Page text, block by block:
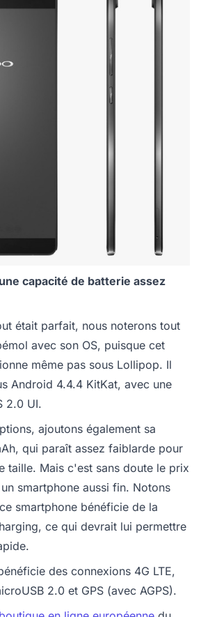
capacité de batterie assez
était parfait, nous noterons tout
avec son OS, puisque cet
même pas sous Lollipop. Il
Android 4.4.4 KitKat, avec une
2.0 UI.
ajoutons également sa
qui paraît assez faiblarde pour
taille. Mais c'est sans doute le prix
smartphone aussi fin. Notons
smartphone bénéficie de la
ce qui devrait lui permettre
des connexions 4G LTE,
2.0 et GPS (avec AGPS).